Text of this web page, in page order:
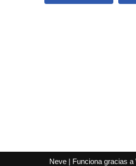
Neve| Funciona gracias a